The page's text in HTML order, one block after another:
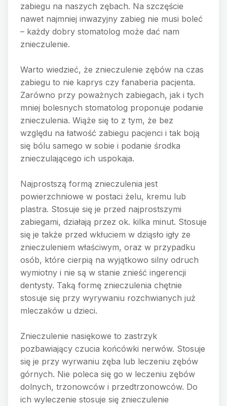
zabiegu na naszych zębach. Na szczęście
nawet najmniej inwazyjny zabieg nie musi boleć
– każdy dobry stomatolog może dać nam
znieczulenie.
Warto wiedzieć, że znieczulenie zębów na czas
zabiegu to nie kaprys czy fanaberia pacjenta.
Zarówno przy poważnych zabiegach, jak i tych
mniej bolesnych stomatolog proponuje podanie
znieczulenia. Wiąże się to z tym, że bez
względu na łatwość zabiegu pacjenci i tak boją
się bólu samego w sobie i podanie środka
znieczulającego ich uspokaja.
Najprostszą formą znieczulenia jest
powierzchniowe w postaci żelu, kremu lub
plastra. Stosuje się je przed najprostszymi
zabiegami, działają przez ok. kilka minut. Stosuje
się je także przed wkłuciem w dziąsło igły ze
znieczuleniem właściwym, oraz w przypadku
osób, które cierpią na wyjątkowo silny odruch
wymiotny i nie są w stanie znieść ingerencji
dentysty. Taką formę znieczulenia chętnie
stosuje się przy wyrywaniu rozchwianych już
mleczaków u dzieci.
Znieczulenie nasiękowe to zastrzyk
pozbawiający czucia końcówki nerwów. Stosuje
się je przy wyrwaniu zęba lub leczeniu zębów
górnych. Nie poleca się go w leczeniu zębów
dolnych, trzonowców i przedtrzonowców. Do
ich wyleczenie stosuje się znieczulenie